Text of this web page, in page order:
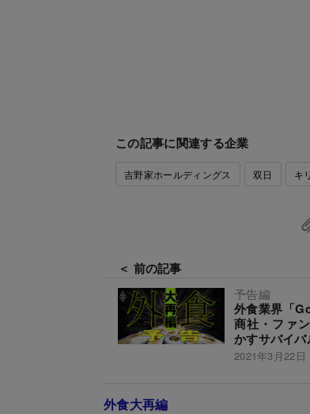
この記事に関連する企業
吉野家ホールディングス 双日 キ
＜ 前の記事
予告編
外食業界「
商社・ファ
かすサバイ
2021年3月22日
外食大再編